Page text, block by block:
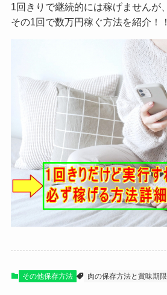
1回きりで継続的には稼げませんが、
その1回で数万円稼ぐ方法を紹介！！
その他保存方法 肉の保存方法と賞味期限